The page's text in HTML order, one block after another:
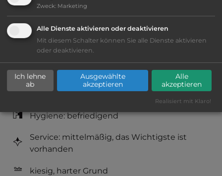
Klassifizierung: ausreichend
Lage: schön
Platzeinrichtung: befriedigend
Geräuschkulisse: überwiegend ruhig
Hygiene: befriedigend
Service: mittelmäßig, das Wichtigste ist
vorhanden
kiesig, harter Grund
Zweck: Marketing
Alle Dienste aktivieren oder deaktivieren
Mit diesem Schalter können Sie alle Dienste aktivieren
oder deaktivieren.
Ich lehne
ab
Ausgewählte
akzeptieren
Alle
akzeptieren
Realisiert mit Klaro!